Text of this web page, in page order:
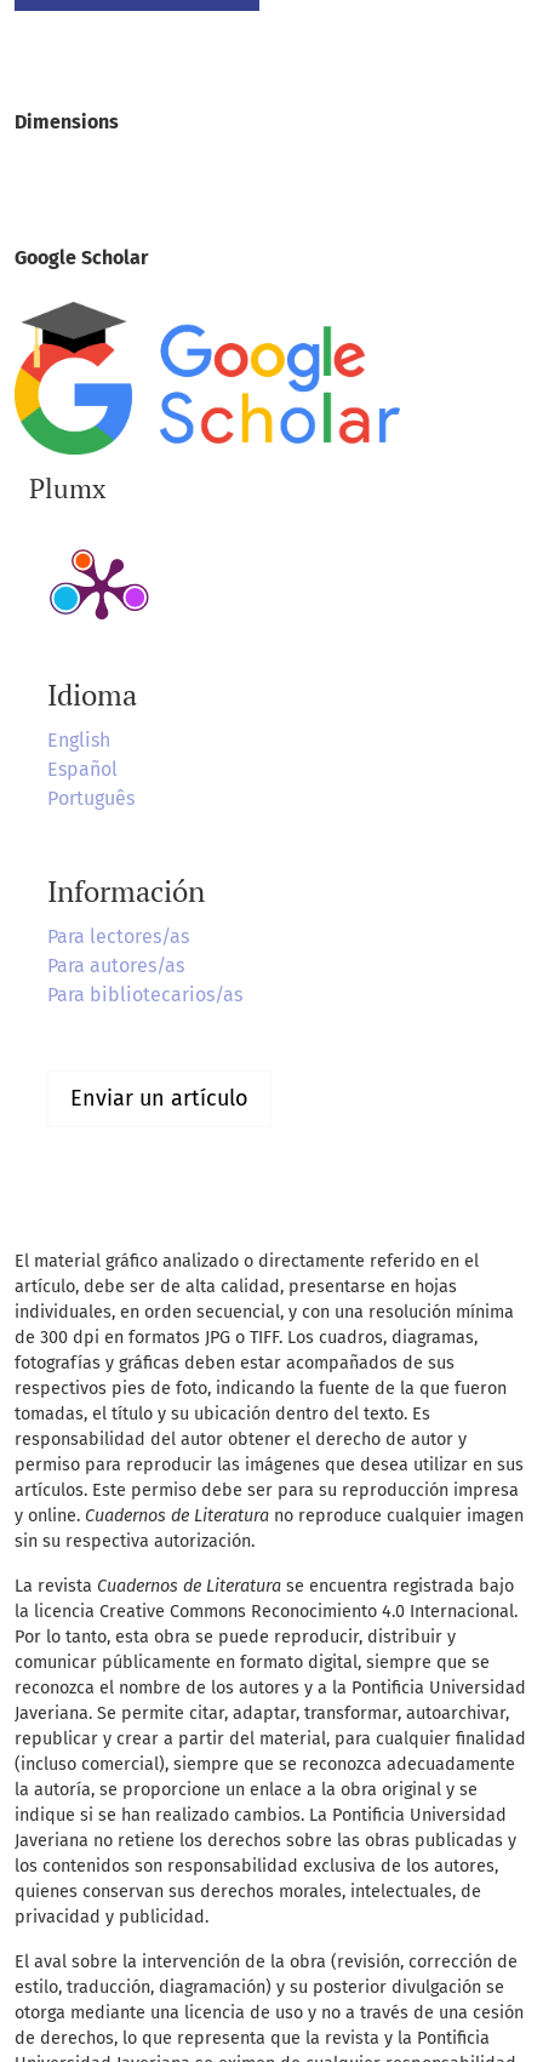
Dimensions
Google Scholar
Plumx
Idioma
English
Español
Português
Información
Para lectores/as
Para autores/as
Para bibliotecarios/as
Enviar un artículo
El material gráfico analizado o directamente referido en el
artículo, debe ser de alta calidad, presentarse en hojas
individuales, en orden secuencial, y con una resolución mínima
de 300 dpi en formatos JPG o TIFF. Los cuadros, diagramas,
fotografías y gráficas deben estar acompañados de sus
respectivos pies de foto, indicando la fuente de la que fueron
tomadas, el título y su ubicación dentro del texto. Es
responsabilidad del autor obtener el derecho de autor y
permiso para reproducir las imágenes que desea utilizar en sus
artículos. Este permiso debe ser para su reproducción impresa
y online. Cuadernos de Literatura no reproduce cualquier imagen
sin su respectiva autorización.
La revista Cuadernos de Literatura se encuentra registrada bajo
la licencia Creative Commons Reconocimiento 4.0 Internacional.
Por lo tanto, esta obra se puede reproducir, distribuir y
comunicar públicamente en formato digital, siempre que se
reconozca el nombre de los autores y a la Pontificia Universidad
Javeriana. Se permite citar, adaptar, transformar, autoarchivar,
republicar y crear a partir del material, para cualquier finalidad
(incluso comercial), siempre que se reconozca adecuadamente
la autoría, se proporcione un enlace a la obra original y se
indique si se han realizado cambios. La Pontificia Universidad
Javeriana no retiene los derechos sobre las obras publicadas y
los contenidos son responsabilidad exclusiva de los autores,
quienes conservan sus derechos morales, intelectuales, de
privacidad y publicidad.
El aval sobre la intervención de la obra (revisión, corrección de
estilo, traducción, diagramación) y su posterior divulgación se
otorga mediante una licencia de uso y no a través de una cesión
de derechos, lo que representa que la revista y la Pontificia